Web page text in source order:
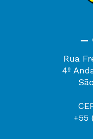
—
Rua
4º
+55